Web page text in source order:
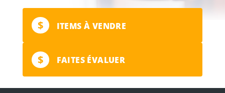
$ ITEMS À VENDRE
$ FAITES ÉVALUER